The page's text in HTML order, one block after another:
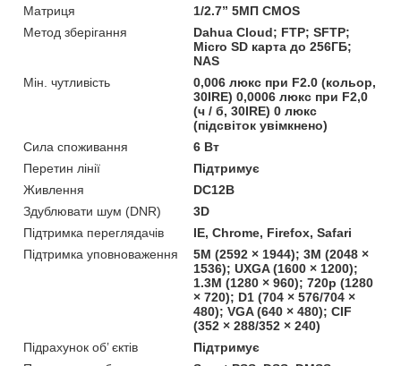
Матриця
1/2.7” 5МП CMOS
Метод зберігання
Dahua Cloud; FTP; SFTP;
Micro SD карта до 256ГБ;
NAS
Мін. чутливість
0,006 люкс при F2.0 (кольор,
30IRE) 0,0006 люкс при F2,0
(ч / б, 30IRE) 0 люкс
(підсвіток увімкнено)
Сила споживання
6 Вт
Перетин лінії
Підтримує
Живлення
DC12В
Здублювати шум (DNR)
3D
Підтримка переглядачів
IE, Chrome, Firefox, Safari
Підтримка уповноваження
5M (2592 × 1944); 3M (2048 ×
1536); UXGA (1600 × 1200);
1.3M (1280 × 960); 720p (1280
× 720); D1 (704 × 576/704 ×
480); VGA (640 × 480); CIF
(352 × 288/352 × 240)
Підрахунок об’ єктів
Підтримує